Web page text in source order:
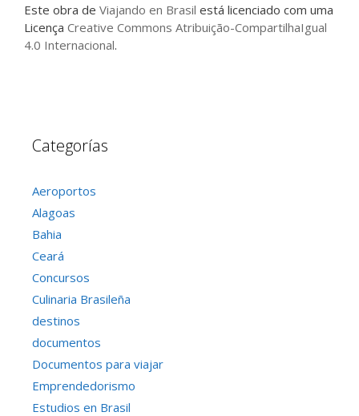
Este obra de Viajando en Brasil está licenciado com uma
Licença Creative Commons Atribuição-CompartilhaIgual
4.0 Internacional.
Categorías
Aeroportos
Alagoas
Bahia
Ceará
Concursos
Culinaria Brasileña
destinos
documentos
Documentos para viajar
Emprendedorismo
Estudios en Brasil